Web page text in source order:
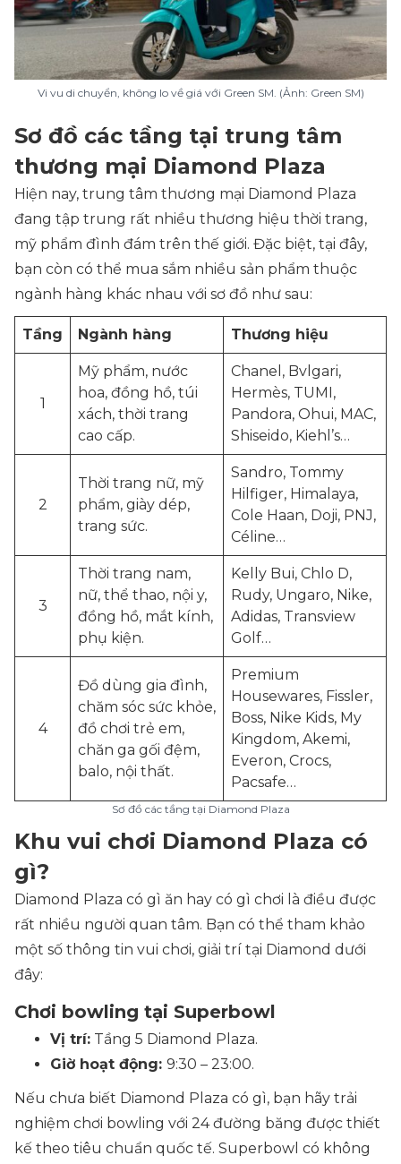
Vi vu di chuyển, không lo về giá với Green SM. (Ảnh: Green SM)
Sơ đồ các tầng tại trung tâm
thương mại Diamond Plaza
Hiện nay, trung tâm thương mại Diamond Plaza
đang tập trung rất nhiều thương hiệu thời trang,
mỹ phẩm đình đám trên thế giới. Đặc biệt, tại đây,
bạn còn có thể mua sắm nhiều sản phẩm thuộc
ngành hàng khác nhau với sơ đồ như sau:
Tầng Ngành hàng Thương hiệu
1
Mỹ phẩm, nước
hoa, đồng hồ, túi
xách, thời trang
cao cấp.
Chanel, Bvlgari,
Hermès, TUMI,
Pandora, Ohui, MAC,
Shiseido, Kiehl’s…
2
Thời trang nữ, mỹ
phẩm, giày dép,
trang sức.
Sandro, Tommy
Hilfiger, Himalaya,
Cole Haan, Doji, PNJ,
Céline…
3
Thời trang nam,
nữ, thể thao, nội y,
đồng hồ, mắt kính,
phụ kiện.
Kelly Bui, Chlo D,
Rudy, Ungaro, Nike,
Adidas, Transview
Golf…
4
Đồ dùng gia đình,
chăm sóc sức khỏe,
đồ chơi trẻ em,
chăn ga gối đệm,
balo, nội thất.
Premium
Housewares, Fissler,
Boss, Nike Kids, My
Kingdom, Akemi,
Everon, Crocs,
Pacsafe…
Sơ đồ các tầng tại Diamond Plaza
Khu vui chơi Diamond Plaza có
gì?
Diamond Plaza có gì ăn hay có gì chơi là điều được
rất nhiều người quan tâm. Bạn có thể tham khảo
một số thông tin vui chơi, giải trí tại Diamond dưới
đây:
Chơi bowling tại Superbowl
Vị trí: Tầng 5 Diamond Plaza.
Giờ hoạt động: 9:30 – 23:00.
Nếu chưa biết Diamond Plaza có gì, bạn hãy trải
nghiệm chơi bowling với 24 đường băng được thiết
kế theo tiêu chuẩn quốc tế. Superbowl có không